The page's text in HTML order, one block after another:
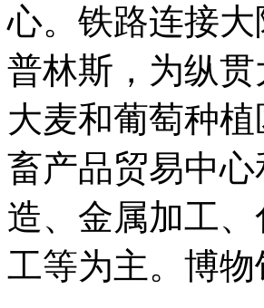
心。铁路连接
普林斯，为纵
大麦和葡萄种
畜产品贸易中
造、金属加工
工等为主。博